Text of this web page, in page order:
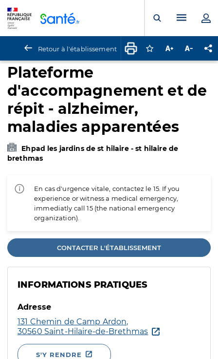
Ouvrir laMenu
Retour à l'établissement Connectez-vous
Augmenter la
Plateforme
d'accompagnement et de
répit - alzheimer,
maladies apparentées
Ehpad les jardins de st hilaire - st hilaire de
brethmas
En cas d'urgence vitale, contactez le 15. If you
experience or witness a medical emergency,
immediatly call 15 (the national emergency
organization).
CONTACTER L'ÉTABLISSEMENT
INFORMATIONS PRATIQUES
Adresse
131 Chemin de Camp Ardon,
30560 Saint-Hilaire-de-Brethmas
S'Y RENDRE